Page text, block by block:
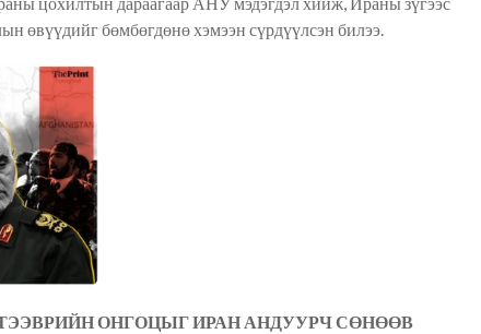
өвүүдийг бөмбөгдөнө хэмээн сүрдүүлсэн билээ.
ОНГОЦЫГ ИРАН АНДУУРЧ СӨНӨӨВ